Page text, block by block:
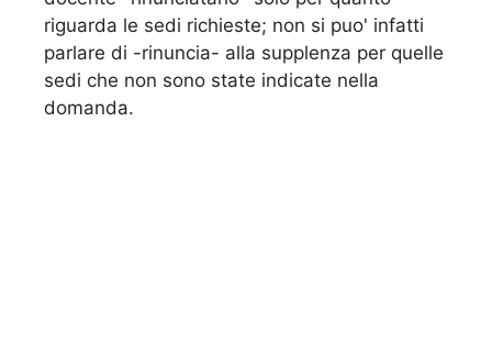
riguarda le sedi richieste; non si puo' infatti
parlare di -rinuncia- alla supplenza per quelle
sedi che non sono state indicate nella
domanda.